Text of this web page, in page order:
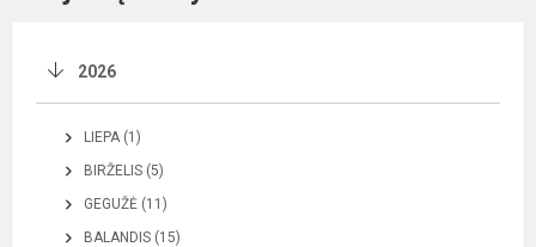
2026
LIEPA (1)
BIRŽELIS (5)
GEGUŽĖ (11)
BALANDIS (15)